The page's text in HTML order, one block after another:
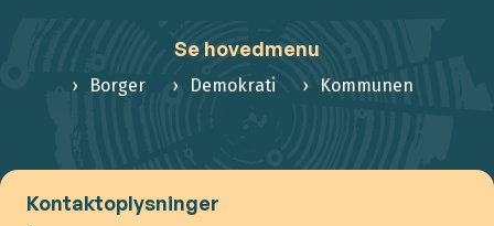
Se hovedmenu
Borger Demokrati Kommunen
Kontaktoplysninger